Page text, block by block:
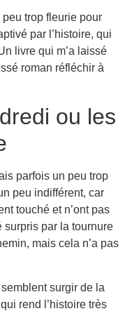
trop fleurie pour
par l’histoire, qui
livre qui m’a laissé
roman réfléchir à
ou les
parfois un peu trop
peu indifférent, car
touché et n’ont pas
surpris par la tournure
mais cela n’a pas
surgir de la
rend l’histoire très